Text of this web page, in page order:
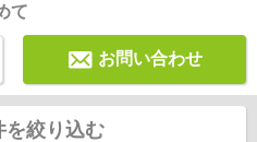
て
お問い合わせ
を絞り込む